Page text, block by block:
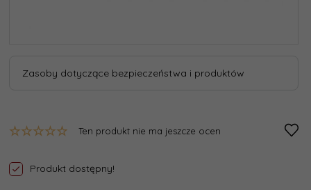
Zasoby dotyczące bezpieczeństwa i produktów
Ten produkt nie ma jeszcze ocen
Produkt dostępny!